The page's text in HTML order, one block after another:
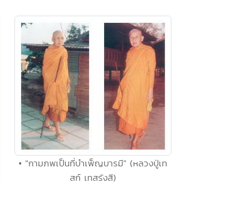
• "กามภพเป็นที่บำเพ็ญบารมี" (หลวงปู่เท
สก์ เทสรังสี)